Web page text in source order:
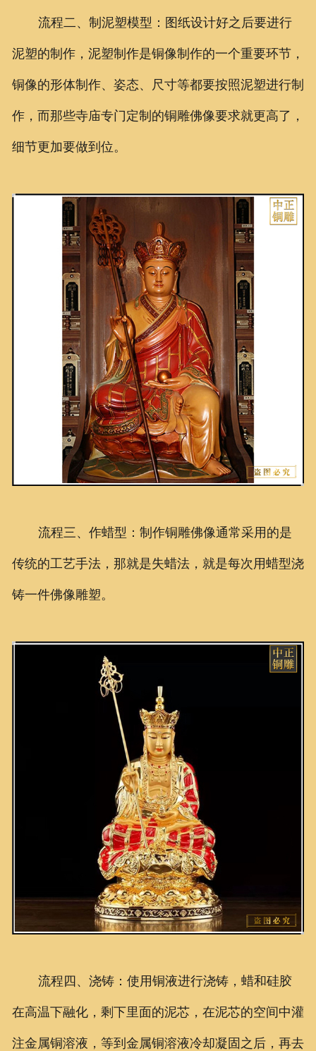
流程二、制泥塑模型：图纸设计好之后要进行
泥塑的制作，泥塑制作是铜像制作的一个重要环节，
铜像的形体制作、姿态、尺寸等都要按照泥塑进行制
作，而那些寺庙专门定制的铜雕佛像要求就更高了，
细节更加要做到位。
流程三、作蜡型：制作铜雕佛像通常采用的是
传统的工艺手法，那就是失蜡法，就是每次用蜡型浇
铸一件佛像雕塑。
流程四、浇铸：使用铜液进行浇铸，蜡和硅胶
在高温下融化，剩下里面的泥芯，在泥芯的空间中灌
注金属铜溶液，等到金属铜溶液冷却凝固之后，再去